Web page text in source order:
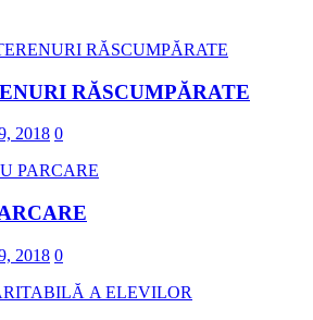
RĂSCUMPĂRATE
2018 0
2018 0